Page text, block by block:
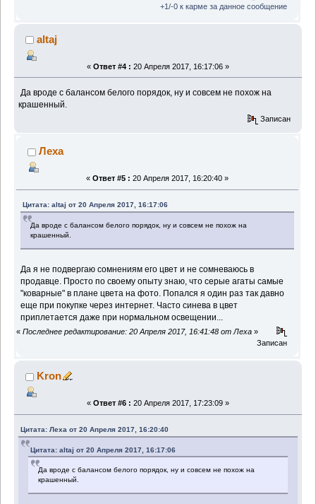
+1/-0 к карме за данное сообщение
altaj
« Ответ #4 : 20 Апреля 2017, 16:17:06 »
Да вроде с балансом белого порядок, ну и совсем не похож на
крашенный.
Записан
Леха
« Ответ #5 : 20 Апреля 2017, 16:20:40 »
Цитата: altaj от 20 Апреля 2017, 16:17:06
Да вроде с балансом белого порядок, ну и совсем не похож на
крашенный.
Да я не подвергаю сомнениям его цвет и не сомневаюсь в
продавце. Просто по своему опыту знаю, что серые агаты самые
"коварные" в плане цвета на фото. Попался я один раз так давно
еще при покупке через интернет. Часто синева в цвет
приплетается даже при нормальном освещении...
« Последнее редактирование: 20 Апреля 2017, 16:41:48 от Леха »
Записан
Kron
« Ответ #6 : 20 Апреля 2017, 17:23:09 »
Цитата: Леха от 20 Апреля 2017, 16:20:40
Цитата: altaj от 20 Апреля 2017, 16:17:06
Да вроде с балансом белого порядок, ну и совсем не похож на
крашенный.